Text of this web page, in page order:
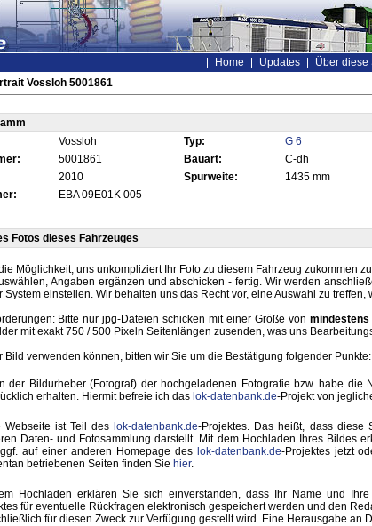
Home Updates Über diese
Vossloh 5001861
Vossloh Typ: G 6
5001861 Bauart: C-dh
2010 Spurweite: 1435 mm
EBA 09E01K 005
Fotos dieses Fahrzeuges
Möglichkeit, uns unkompliziert Ihr Foto zu diesem Fahrzeug zukommen
Angaben ergänzen und abschicken - fertig. Wir werden
System einstellen. Wir behalten uns das Recht vor, eine Auswahl zu
Bitte nur jpg-Dateien schicken mit einer Größe von mindestens
mit exakt 750 / 500 Pixeln Seitenlängen zusenden, was uns
Bild verwenden können, bitten wir Sie um die Bestätigung folgender Punkte:
der Bildurheber (Fotograf) der hochgeladenen Fotografie bzw. habe die
erhalten. Hiermit befreie ich das lok-datenbank.de-Projekt von
Webseite ist Teil des lok-datenbank.de-Projektes. Das heißt, dass diese
Daten- und Fotosammlung darstellt. Mit dem Hochladen Ihres Bildes
auf einer anderen Homepage des lok-datenbank.de-Projektes jetzt
betriebenen Seiten finden Sie hier.
Hochladen erklären Sie sich einverstanden, dass Ihr Name und
für eventuelle Rückfragen elektronisch gespeichert werden und den
für diesen Zweck zur Verfügung gestellt wird. Eine Herausgabe an